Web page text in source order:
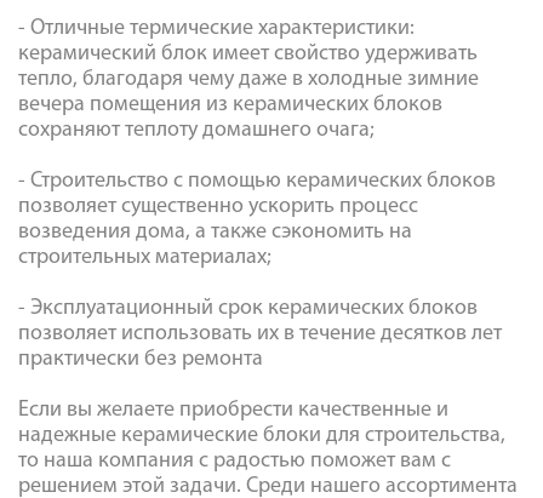
- Отличные термические характеристики:
керамический блок имеет свойство удерживать
тепло, благодаря чему даже в холодные зимние
вечера помещения из керамических блоков
сохраняют теплоту домашнего очага;
- Строительство с помощью керамических блоков
позволяет существенно ускорить процесс
возведения дома, а также сэкономить на
строительных материалах;
- Эксплуатационный срок керамических блоков
позволяет использовать их в течение десятков лет
практически без ремонта
Если вы желаете приобрести качественные и
надежные керамические блоки для строительства,
то наша компания с радостью поможет вам с
решением этой задачи. Среди нашего ассортимента